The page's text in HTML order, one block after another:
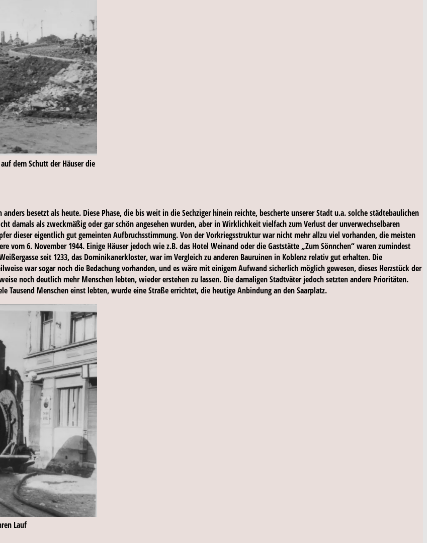
dem Schutt der Häuser die
besetzt als heute. Diese Phase, die bis weit in die Sechziger hinein reichte, bescherte unserer Stadt u.a. solche städtebaulichen
damals als zweckmäßig oder gar schön angesehen wurden, aber in Wirklichkeit vielfach zum Verlust der unverwechselbaren
dieser eigentlich gut gemeinten Aufbruchsstimmung. Von der Vorkriegsstruktur war nicht mehr allzu viel vorhanden, die meisten
vom 6. November 1944. Einige Häuser jedoch wie z.B. das Hotel Weinand oder die Gaststätte „Zum Sönnchen“ waren zumindest
seit 1233, das Dominikanerkloster, war im Vergleich zu anderen Bauruinen in Koblenz relativ gut erhalten. Die
war sogar noch die Bedachung vorhanden, und es wäre mit einigem Aufwand sicherlich möglich gewesen, dieses Herzstück der
noch deutlich mehr Menschen lebten, wieder erstehen zu lassen. Die damaligen Stadtväter jedoch setzten andere Prioritäten.
Tausend Menschen einst lebten, wurde eine Straße errichtet, die heutige Anbindung an den Saarplatz.
Lauf